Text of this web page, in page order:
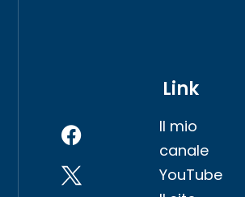
Link
Il mio
canale
YouTube